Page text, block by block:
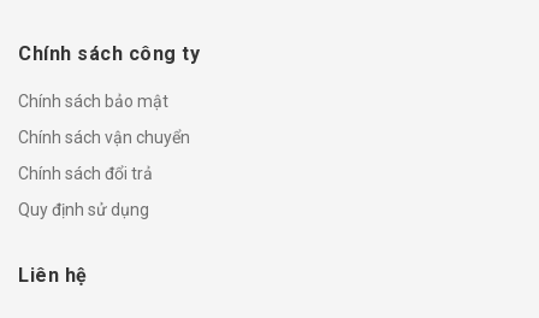
Chính sách công ty
Chính sách bảo mật
Chính sách vận chuyển
Chính sách đổi trả
Quy định sử dụng
Liên hệ